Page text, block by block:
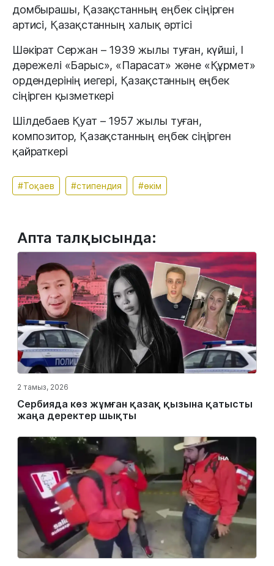
домбырашы, Қазақстанның еңбек сіңірген
артисі, Қазақстанның халық әртісі
Шәкірат Сержан – 1939 жылы туған, күйші, I
дәрежелі «Барыс», «Парасат» және «Құрмет»
ордендерінің иегері, Қазақстанның еңбек
сіңірген қызметкері
Шілдебаев Қуат – 1957 жылы туған,
композитор, Қазақстанның еңбек сіңірген
қайраткері
#Тоқаев #стипендия #өкім
Апта талқысында:
2 тамыз, 2026
Сербияда көз жұмған қазақ қызына қатысты
жаңа деректер шықты